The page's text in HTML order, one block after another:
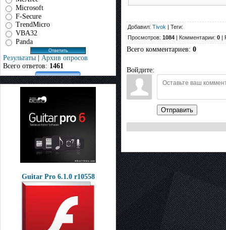
Microsoft
F-Secure
TrendMicro
VBA32
Panda
Результаты | Архив опросов
Всего ответов: 1461
Guitar Pro 6.1.0 r10558
Добавил: Tivok | Теги:
Просмотров: 1084 | Комментарии: 0 |
Всего комментариев: 0
Войдите:
Отправить